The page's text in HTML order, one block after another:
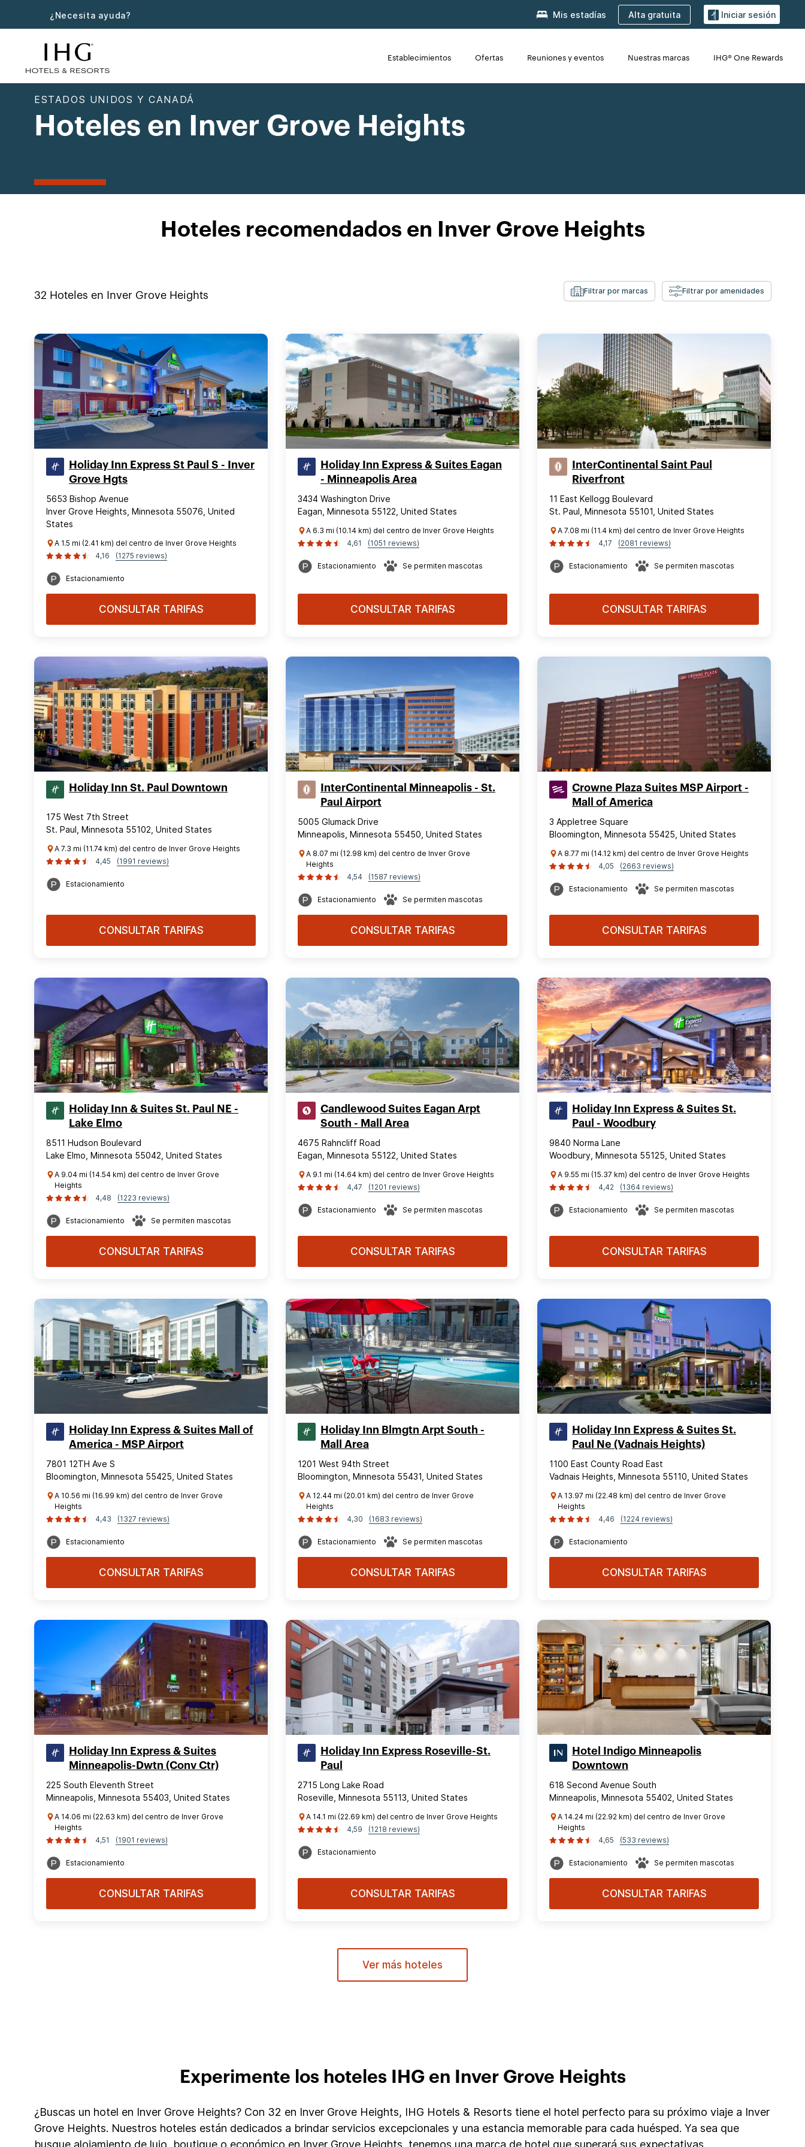
¿Necesita ayuda? Mis estadías Alta gratuita Iniciar sesión
Establecimientos Ofertas Reuniones y eventos Nuestras marcas IHG® One Rewards
ESTADOS UNIDOS Y CANADÁ
Hoteles en Inver Grove Heights
Hoteles recomendados en Inver Grove Heights
32 Hoteles en Inver Grove Heights Filtrar por marcas Filtrar por amenidades
Holiday Inn Express St Paul S - Inver
Grove Hgts
5653 Bishop Avenue
Inver Grove Heights, Minnesota 55076, United
States
A 1.5 mi (2.41 km) del centro de Inver Grove Heights
4,16
(1275 reviews)
Estacionamiento
CONSULTAR TARIFAS
Holiday Inn Express & Suites Eagan
- Minneapolis Area
3434 Washington Drive
Eagan, Minnesota 55122, United States
A 6.3 mi (10.14 km) del centro de Inver Grove Heights
4,61
(1051 reviews)
Estacionamiento Se permiten mascotas
CONSULTAR TARIFAS
InterContinental Saint Paul
Riverfront
11 East Kellogg Boulevard
St. Paul, Minnesota 55101, United States
A 7.08 mi (11.4 km) del centro de Inver Grove Heights
4,17
(2081 reviews)
Estacionamiento Se permiten mascotas
CONSULTAR TARIFAS
Holiday Inn St. Paul Downtown
175 West 7th Street
St. Paul, Minnesota 55102, United States
A 7.3 mi (11.74 km) del centro de Inver Grove Heights
4,45
(1991 reviews)
Estacionamiento
CONSULTAR TARIFAS
InterContinental Minneapolis - St.
Paul Airport
5005 Glumack Drive
Minneapolis, Minnesota 55450, United States
A 8.07 mi (12.98 km) del centro de Inver Grove
Heights
4,54
(1587 reviews)
Estacionamiento Se permiten mascotas
CONSULTAR TARIFAS
Crowne Plaza Suites MSP Airport -
Mall of America
3 Appletree Square
Bloomington, Minnesota 55425, United States
A 8.77 mi (14.12 km) del centro de Inver Grove Heights
4,05
(2663 reviews)
Estacionamiento Se permiten mascotas
CONSULTAR TARIFAS
Holiday Inn & Suites St. Paul NE -
Lake Elmo
8511 Hudson Boulevard
Lake Elmo, Minnesota 55042, United States
A 9.04 mi (14.54 km) del centro de Inver Grove
Heights
4,48
(1223 reviews)
Estacionamiento Se permiten mascotas
CONSULTAR TARIFAS
Candlewood Suites Eagan Arpt
South - Mall Area
4675 Rahncliff Road
Eagan, Minnesota 55122, United States
A 9.1 mi (14.64 km) del centro de Inver Grove Heights
4,47
(1201 reviews)
Estacionamiento Se permiten mascotas
CONSULTAR TARIFAS
Holiday Inn Express & Suites St.
Paul - Woodbury
9840 Norma Lane
Woodbury, Minnesota 55125, United States
A 9.55 mi (15.37 km) del centro de Inver Grove Heights
4,42
(1364 reviews)
Estacionamiento Se permiten mascotas
CONSULTAR TARIFAS
Holiday Inn Express & Suites Mall of
America - MSP Airport
7801 12TH Ave S
Bloomington, Minnesota 55425, United States
A 10.56 mi (16.99 km) del centro de Inver Grove
Heights
4,43
(1327 reviews)
Estacionamiento
CONSULTAR TARIFAS
Holiday Inn Blmgtn Arpt South -
Mall Area
1201 West 94th Street
Bloomington, Minnesota 55431, United States
A 12.44 mi (20.01 km) del centro de Inver Grove
Heights
4,30
(1683 reviews)
Estacionamiento Se permiten mascotas
CONSULTAR TARIFAS
Holiday Inn Express & Suites St.
Paul Ne (Vadnais Heights)
1100 East County Road East
Vadnais Heights, Minnesota 55110, United States
A 13.97 mi (22.48 km) del centro de Inver Grove
Heights
4,46
(1224 reviews)
Estacionamiento
CONSULTAR TARIFAS
Holiday Inn Express & Suites
Minneapolis-Dwtn (Conv Ctr)
225 South Eleventh Street
Minneapolis, Minnesota 55403, United States
A 14.06 mi (22.63 km) del centro de Inver Grove
Heights
4,51
(1901 reviews)
Estacionamiento
CONSULTAR TARIFAS
Holiday Inn Express Roseville-St.
Paul
2715 Long Lake Road
Roseville, Minnesota 55113, United States
A 14.1 mi (22.69 km) del centro de Inver Grove Heights
4,59
(1218 reviews)
Estacionamiento
CONSULTAR TARIFAS
Hotel Indigo Minneapolis
Downtown
618 Second Avenue South
Minneapolis, Minnesota 55402, United States
A 14.24 mi (22.92 km) del centro de Inver Grove
Heights
4,65
(533 reviews)
Estacionamiento Se permiten mascotas
CONSULTAR TARIFAS
Ver más hoteles
Experimente los hoteles IHG en Inver Grove Heights
¿Buscas un hotel en Inver Grove Heights? Con 32 en Inver Grove Heights, IHG Hotels & Resorts tiene el hotel perfecto para su próximo viaje a Inver
Grove Heights. Nuestros hoteles están dedicados a brindar servicios excepcionales y una estancia memorable para cada huésped. Ya sea que
busque alojamiento de lujo, boutique o económico en Inver Grove Heights, tenemos una marca de hotel que superará sus expectativas.